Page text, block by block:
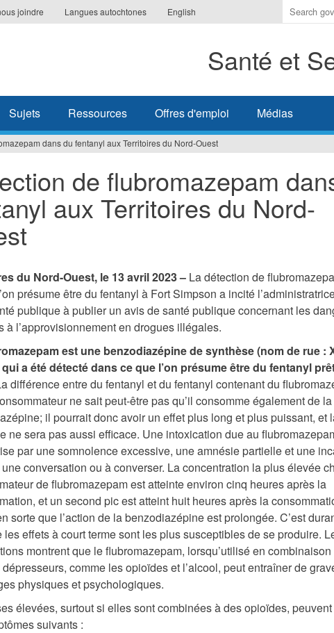
joindre Langues autochtones English
Indiquer
les
à
Santé et
Sujets Ressources Offres d'emploi Médias
dans du fentanyl aux Territoires du Nord-Ouest
de flubromazepam
aux Territoires du Nord-
du Nord-Ouest, le 13 avril 2023 – La détection de
présume être du fentanyl à Fort Simpson a incité
publique à publier un avis de santé publique concernant les
à l’approvisionnement en drogues illégales.
est une benzodiazépine de synthèse (nom de rue :
a été détecté dans ce que l’on présume être du fentanyl
différence entre du fentanyl et du fentanyl contenant du
ne sait peut-être pas qu’il consomme également de la
il pourrait donc avoir un effet plus long et plus puissant, et
ne sera pas aussi efficace. Une intoxication due au
par une somnolence excessive, une amnésie partielle et une
conversation ou à converser. La concentration la plus élevée
de flubromazepam est atteinte environ cinq heures après la
et un second pic est atteint huit heures après la
sorte que l’action de la benzodiazépine est prolongée. C’est
les effets à court terme sont les plus susceptibles de se produire.
montrent que le flubromazepam, lorsqu’utilisé en
dépresseurs, comme les opioïdes et l’alcool, peut entraîner de
physiques et psychologiques.
élevées, surtout si elles sont combinées à des opioïdes,
suivants :